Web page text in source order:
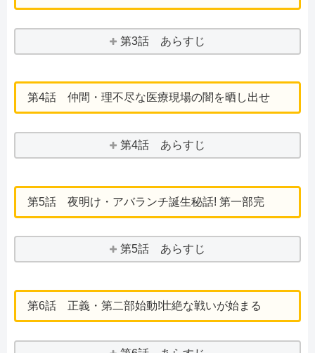
第3話 あらすじ
第4話 仲間・理不尽な医療現場の闇を晒し出せ
第4話 あらすじ
第5話 夜明け・アバランチ誕生秘話! 第一部完
第5話 あらすじ
第6話 正義・第二部始動!壮絶な戦いが始まる